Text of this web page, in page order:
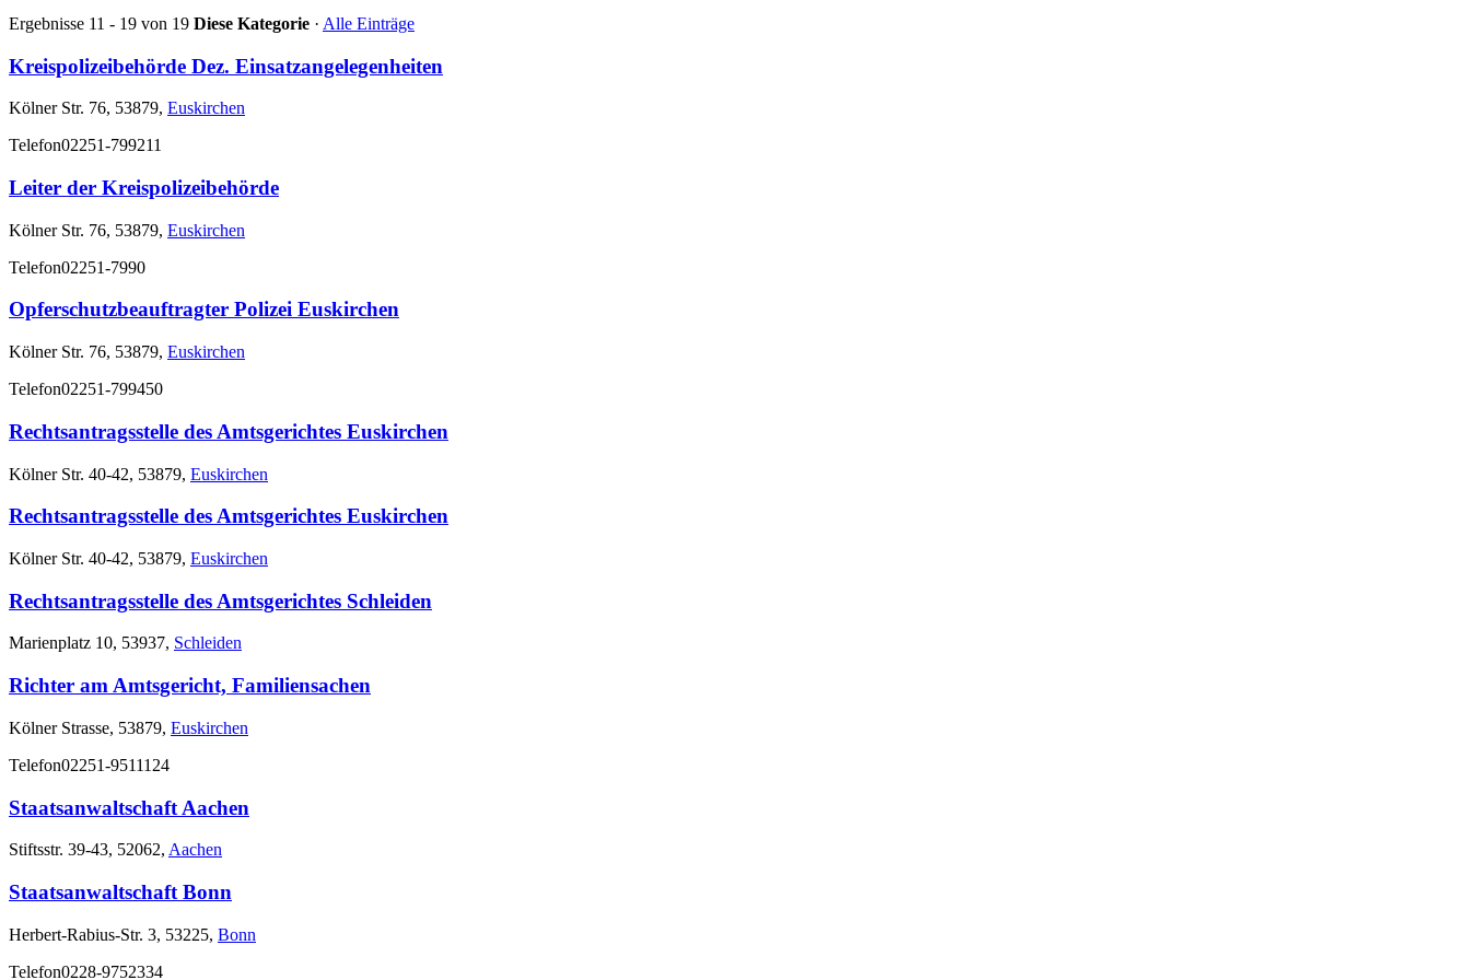
Ergebnisse 11 - 19 von 19 Diese Kategorie · Alle Einträge
Kreispolizeibehörde Dez. Einsatzangelegenheiten
Kölner Str. 76, 53879, Euskirchen
Telefon02251-799211
Leiter der Kreispolizeibehörde
Kölner Str. 76, 53879, Euskirchen
Telefon02251-7990
Opferschutzbeauftragter Polizei Euskirchen
Kölner Str. 76, 53879, Euskirchen
Telefon02251-799450
Rechtsantragsstelle des Amtsgerichtes Euskirchen
Kölner Str. 40-42, 53879, Euskirchen
Rechtsantragsstelle des Amtsgerichtes Euskirchen
Kölner Str. 40-42, 53879, Euskirchen
Rechtsantragsstelle des Amtsgerichtes Schleiden
Marienplatz 10, 53937, Schleiden
Richter am Amtsgericht, Familiensachen
Kölner Strasse, 53879, Euskirchen
Telefon02251-9511124
Staatsanwaltschaft Aachen
Stiftsstr. 39-43, 52062, Aachen
Staatsanwaltschaft Bonn
Herbert-Rabius-Str. 3, 53225, Bonn
Telefon0228-9752334